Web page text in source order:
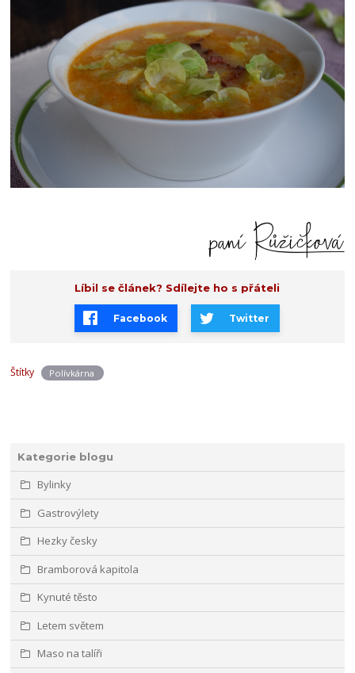
Kategorie blogu
Bylinky
Gastrovýlety
Hezky česky
Bramborová kapitola
Kynuté těsto
Letem světem
Maso na talíři
Líbil se článek? Sdílejte ho s přáteli
Facebook Twitter
Štítky Polívkárna